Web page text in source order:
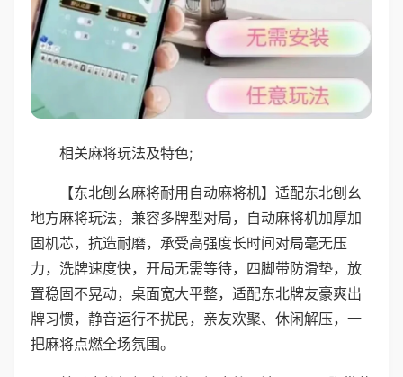
相关麻将玩法及特色;
【东北刨幺麻将耐用自动麻将机】适配东北刨幺
地方麻将玩法，兼容多牌型对局，自动麻将机加厚加
固机芯，抗造耐磨，承受高强度长时间对局毫无压
力，洗牌速度快，开局无需等待，四脚带防滑垫，放
置稳固不晃动，桌面宽大平整，适配东北牌友豪爽出
牌习惯，静音运行不扰民，亲友欢聚、休闲解压，一
把麻将点燃全场氛围。